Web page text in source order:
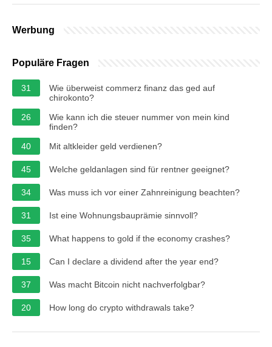
Werbung
Populäre Fragen
31
Wie überweist commerz finanz das ged auf
chirokonto?
26
Wie kann ich die steuer nummer von mein kind
finden?
40
Mit altkleider geld verdienen?
45 Welche geldanlagen sind für rentner geeignet?
34 Was muss ich vor einer Zahnreinigung beachten?
31 Ist eine Wohnungsbauprämie sinnvoll?
35 What happens to gold if the economy crashes?
15 Can I declare a dividend after the year end?
37 Was macht Bitcoin nicht nachverfolgbar?
20 How long do crypto withdrawals take?